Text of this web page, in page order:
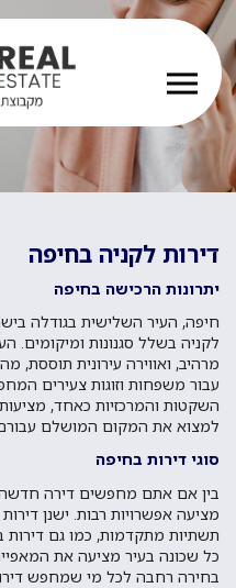
דירות לקניה בחיפה
יתרונות הרכישה בחיפה
חיפה, העיר השלישית בגודלה
לקניה בשלל סגנונות ומיקומים.
מרהיב, ואווירה עירונית
עבור משפחות וזוגות צעירים
השקטות והמרכזיות כאחד,
למצוא את המקום המושלם
סוגי דירות בחיפה
בין אם אתם מחפשים דירה חדשה
מציעה אפשרויות רבות. ישנן
תשתיות מתקדמות, כמו גם דירות
כל שכונה בעיר מציעה את
בחירה רחבה לכל מי שמחפש